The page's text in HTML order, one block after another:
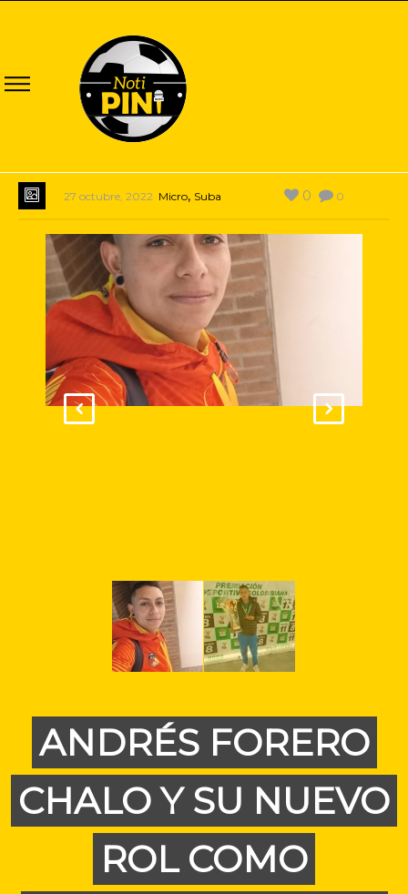
27 octubre, 2022 Micro, Suba 0
0
ANDRÉS FORERO
CHALO Y SU NUEVO
ROL COMO